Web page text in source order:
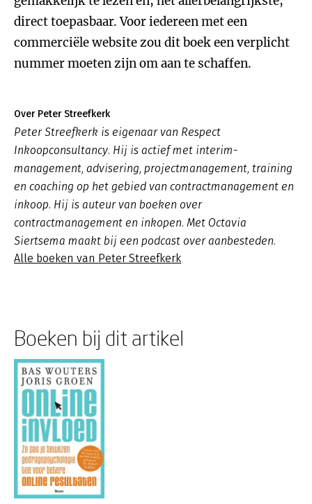
direct toepasbaar. Voor iedereen met een
commerciële website zou dit boek een verplicht
nummer moeten zijn om aan te schaffen.
Over Peter Streefkerk
Peter Streefkerk is eigenaar van Respect
Inkoopconsultancy. Hij is actief met interim-
management, advisering, projectmanagement, training
en coaching op het gebied van contractmanagement en
inkoop. Hij is auteur van boeken over
contractmanagement en inkopen. Met Octavia
Siertsema maakt bij een podcast over aanbesteden.
Alle boeken van Peter Streefkerk
Boeken bij dit artikel